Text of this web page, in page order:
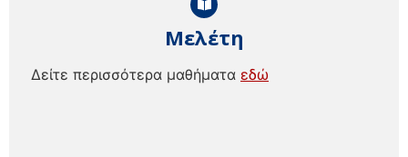
Μελέτη
Δείτε περισσότερα μαθήματα εδώ